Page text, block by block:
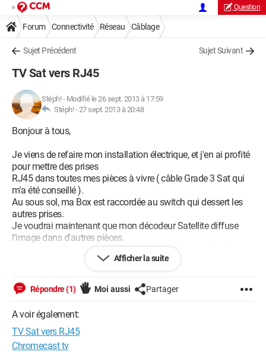
Question
Forum Connectivité Réseau Câblage
Sujet Précédent Sujet Suivant
TV Sat vers RJ45
Stéph!- Modifié le 26 sept. 2013 à 17:59
Stéph! -27 sept. 2013 à 20:48
Bonjour à tous,
Je viens de refaire mon installation électrique, et j'en ai profité
pour mettre des prises
RJ45 dans toutes mes pièces à vivre ( câble Grade 3 Sat qui
m'a été conseillé ).
Au sous sol, ma Box est raccordée au switch qui dessert les
autres prises.
Je voudrai maintenant que mon décodeur Satellite diffuse
l'image dans d'autres pièces.
Faut-il que j'ai un décodeur dans chaque pièces ou la télé est
capable de recevoir le signal?
Que dois-je mettre entre le décodeur émetteur et le switch ?
Merci d'avance pour vos réponses.
Afficher la suite
Répondre (1) Moi aussi Partager
A voir également:
TV Sat vers RJ45
Chromecast tv